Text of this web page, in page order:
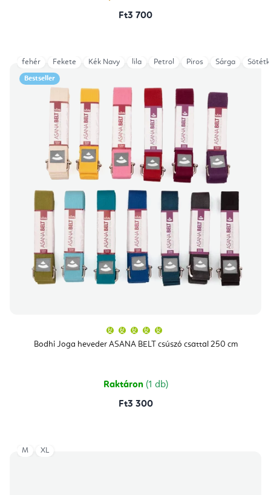
Ft3 700
Bestseller
Bodhi Joga heveder ASANA BELT csúszó csattal 250 cm
átlagos
értékelése
csillag.
Raktáron (1 db)
Ft3 300
fehér Fekete Kék Navy lila Petrol Piros Sárga
M XL